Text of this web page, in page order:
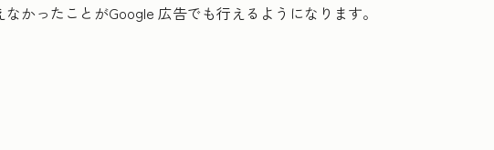
かったことがGoogle 広告でも行えるようになります。